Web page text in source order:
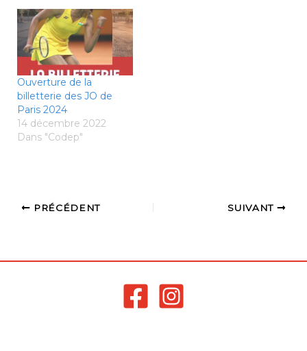
"appel à bénévoles".
Contact: Florence
Calviac - Comité
UNESCO des Jeux
inter-organisations des
Nations Unies - 01 45 68
20 13…
Ouverture de la
billetterie des JO de
Paris 2024
14 décembre 2022
Dans "Codep"
PRÉCÉDENT SUIVANT